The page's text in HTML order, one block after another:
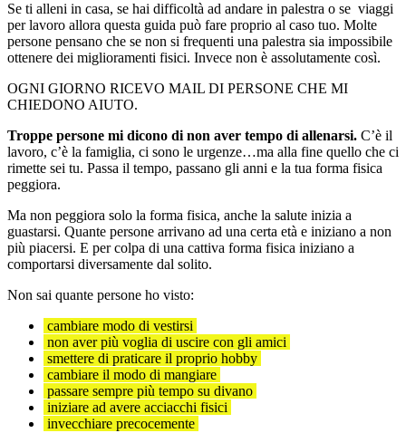
Se ti alleni in casa, se hai difficoltà ad andare in palestra o se viaggi
per lavoro allora questa guida può fare proprio al caso tuo. Molte
persone pensano che se non si frequenti una palestra sia impossibile
ottenere dei miglioramenti fisici. Invece non è assolutamente così.
OGNI GIORNO RICEVO MAIL DI PERSONE CHE MI
CHIEDONO AIUTO.
Troppe persone mi dicono di non aver tempo di allenarsi. C’è il
lavoro, c’è la famiglia, ci sono le urgenze…ma alla fine quello che ci
rimette sei tu. Passa il tempo, passano gli anni e la tua forma fisica
peggiora.
Ma non peggiora solo la forma fisica, anche la salute inizia a
guastarsi. Quante persone arrivano ad una certa età e iniziano a non
più piacersi. E per colpa di una cattiva forma fisica iniziano a
comportarsi diversamente dal solito.
Non sai quante persone ho visto:
cambiare modo di vestirsi
non aver più voglia di uscire con gli amici
smettere di praticare il proprio hobby
cambiare il modo di mangiare
passare sempre più tempo su divano
iniziare ad avere acciacchi fisici
invecchiare precocemente